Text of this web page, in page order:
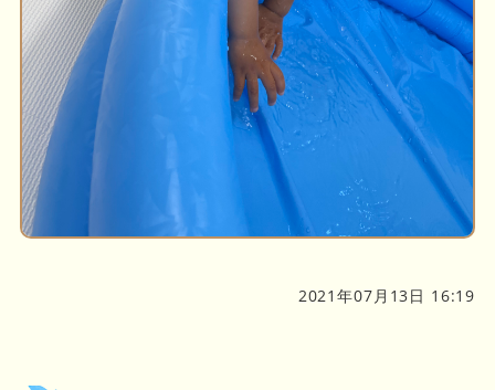
2021年07月13日 16:19